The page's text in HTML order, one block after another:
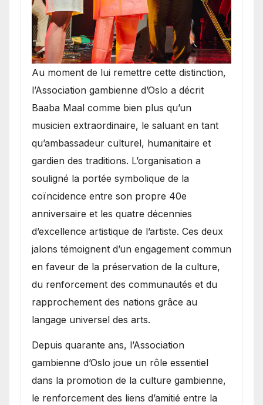
​Au moment de lui remettre cette distinction,
l’Association gambienne d’Oslo a décrit
Baaba Maal comme bien plus qu’un
musicien extraordinaire, le saluant en tant
qu’ambassadeur culturel, humanitaire et
gardien des traditions. L’organisation a
souligné la portée symbolique de la
coïncidence entre son propre 40e
anniversaire et les quatre décennies
d’excellence artistique de l’artiste. Ces deux
jalons témoignent d’un engagement commun
en faveur de la préservation de la culture,
du renforcement des communautés et du
rapprochement des nations grâce au
langage universel des arts.
​Depuis quarante ans, l’Association
gambienne d’Oslo joue un rôle essentiel
dans la promotion de la culture gambienne,
le renforcement des liens d’amitié entre la